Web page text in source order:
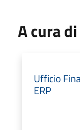
A cura di
Ufficio
ERP